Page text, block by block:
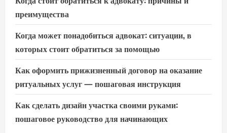
преимущества
Когда может понадобиться адвокат: ситуации, в
которых стоит обратиться за помощью
Как оформить прижизненный договор на оказание
ритуальных услуг — пошаговая инструкция
Как сделать дизайн участка своими руками:
пошаговое руководство для начинающих